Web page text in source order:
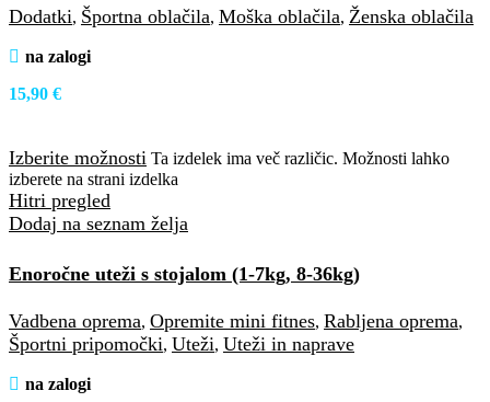
Dodatki, Športna oblačila, Moška oblačila, Ženska oblačila
na zalogi
15,90 €
Izberite možnosti Ta izdelek ima več različic. Možnosti lahko
izberete na strani izdelka
Hitri pregled
Dodaj na seznam želja
Enoročne uteži s stojalom (1-7kg, 8-36kg)
Vadbena oprema, Opremite mini fitnes, Rabljena oprema,
Športni pripomočki, Uteži, Uteži in naprave
na zalogi